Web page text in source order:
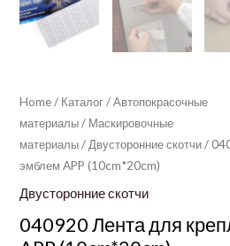
Home/ Каталог/Автопокрасочные
материалы/ Маскировочные
материалы/ Двусторонние скотчи/
эмблем APP (10cm*20cm)
Двусторонние скотчи
040920 Лента для